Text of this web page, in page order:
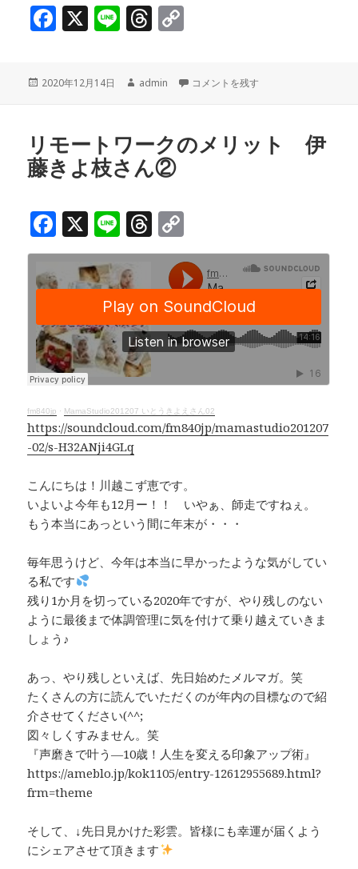
F
c
e
o
o
X Li
e
T
r
e
d
s
y
n
投
2020年12月14日
作
admin 「家庭教育学習会に参加してみませ
コメントを残す
リモートワークのメリット 伊
藤きよ枝さん②
F
a
c
e
b
o
o
k
X Li
n
e
T
h
e
a
d
s
o
p
y
Li
n
k
fm840jp · MamaStudio201207 いとうきよえさん02
https://soundcloud.com/fm840jp/mamastudio201207
-02/s-H32ANji4GLq
こんにちは！川越こず恵です。
いよいよ今年も12月ー！！ いやぁ、師走ですねぇ。
もう本当にあっという間に年末が・・・
毎年思うけど、今年は本当に早かったような気がしてい
る私です
残り1か月を切っている2020年ですが、やり残しのない
ように最後まで体調管理に気を付けて乗り越えていきま
しょう♪
あっ、やり残しといえば、先日始めたメルマガ。笑
たくさんの方に読んでいただくのが年内の目標なので紹
介させてください(^^;
図々しくすみません。笑
『声磨きで叶う―10歳！人生を変える印象アップ術』
https://ameblo.jp/kok1105/entry-12612955689.html?
frm=theme
そして、↓先日見かけた彩雲。皆様にも幸運が届くよう
にシェアさせて頂きます